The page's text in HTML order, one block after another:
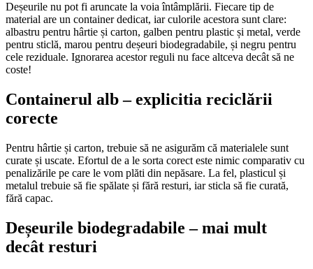
Deșeurile nu pot fi aruncate la voia întâmplării. Fiecare tip de
material are un container dedicat, iar culorile acestora sunt clare:
albastru pentru hârtie și carton, galben pentru plastic și metal, verde
pentru sticlă, marou pentru deșeuri biodegradabile, și negru pentru
cele reziduale. Ignorarea acestor reguli nu face altceva decât să ne
coste!
Containerul alb – explicitia reciclării
corecte
Pentru hârtie și carton, trebuie să ne asigurăm că materialele sunt
curate și uscate. Efortul de a le sorta corect este nimic comparativ cu
penalizările pe care le vom plăti din nepăsare. La fel, plasticul și
metalul trebuie să fie spălate și fără resturi, iar sticla să fie curată,
fără capac.
Deșeurile biodegradabile – mai mult
decât resturi